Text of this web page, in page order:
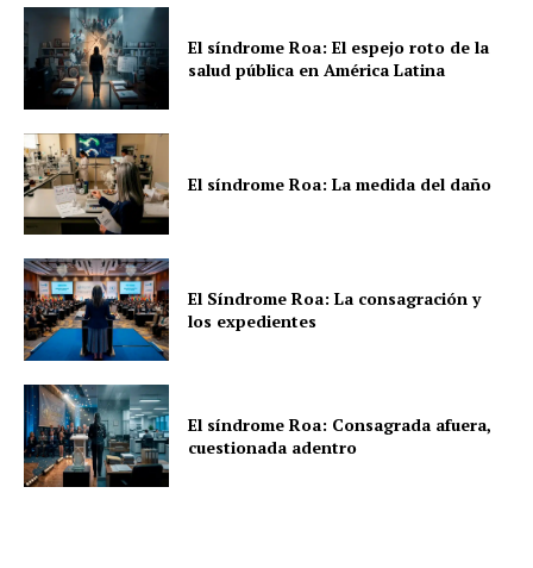
El síndrome Roa: El espejo roto de la
salud pública en América Latina
El síndrome Roa: La medida del daño
El Síndrome Roa: La consagración y
los expedientes
El síndrome Roa: Consagrada afuera,
cuestionada adentro